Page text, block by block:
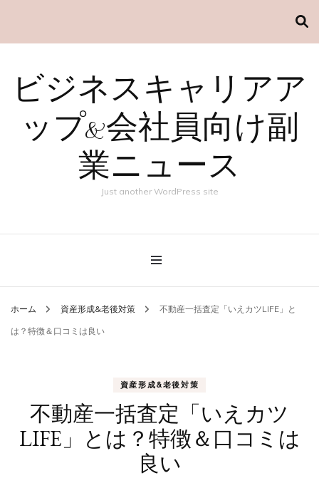
ビジネスキャリアア
ップ&会社員向け副
業ニュース
Just another WordPress site
ホーム 資産形成&老後対策 不動産一括査定「いえカツLIFE」と
は？特徴＆口コミは良い
資産形成&老後対策
不動産一括査定「いえカツ
LIFE」とは？特徴＆口コミは
良い